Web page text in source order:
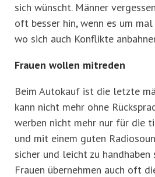
sich wünscht. Männer
oft besser hin, wenn es um
wo sich auch Konflikte
Frauen wollen mitreden
Beim Autokauf ist die letzte
kann nicht mehr ohne
werben nicht mehr nur für die
und mit einem guten
sicher und leicht zu
Frauen übernehmen auch oft